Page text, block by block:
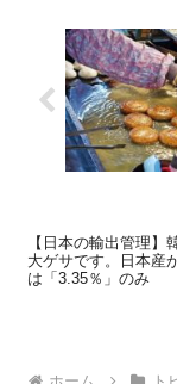
【日本の輸出管理】
大ゲサです。日本産
は「3.35％」のみ